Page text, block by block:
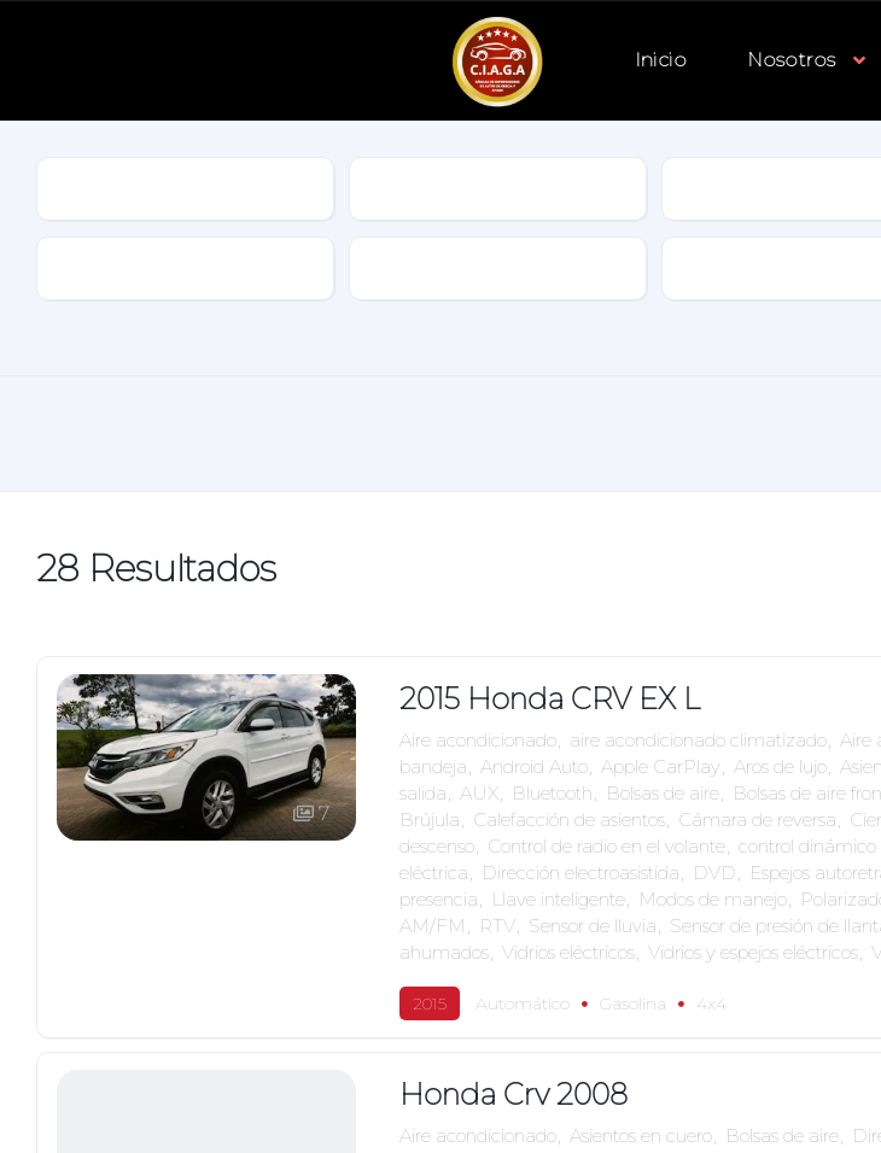
Inicio Nosotros
28 Resultados
7
2015 Honda CRV EX L
Aire acondicionado, aire acondicionado climatizado, Aire
bandeja, Android Auto, Apple CarPlay, Aros de lujo,
salida, AUX, Bluetooth, Bolsas de aire, Bolsas de aire
Brújula, Calefacción de asientos, Cámara de reversa,
descenso, Control de radio en el volante, control dinámico
eléctrica, Dirección electroasistida, DVD, Espejos
presencia, Llave inteligente, Modos de manejo,
AM/FM , RTV, Sensor de lluvia, Sensor de presión de
ahumados, Vidrios eléctricos, Vidrios y espejos eléctricos,
2015 Automático Gasolina 4x4
Honda Crv 2008
Aire acondicionado, Asientos en cuero, Bolsas de aire,